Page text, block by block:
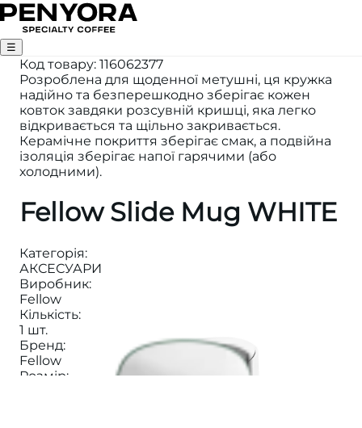
☰
Код товару: 116062377
Розроблена для щоденної метушні, ця кружка
надійно та безперешкодно зберігає кожен
ковток завдяки розсувній кришці, яка легко
відкривається та щільно закривається.
Керамічне покриття зберігає смак, а подвійна
ізоляція зберігає напої гарячими (або
холодними).
Fellow Slide Mug WHITE
Категорія:
АКСЕСУАРИ
Виробник:
Fellow
Кількість:
1 шт.
Бренд:
Fellow
Розмір: